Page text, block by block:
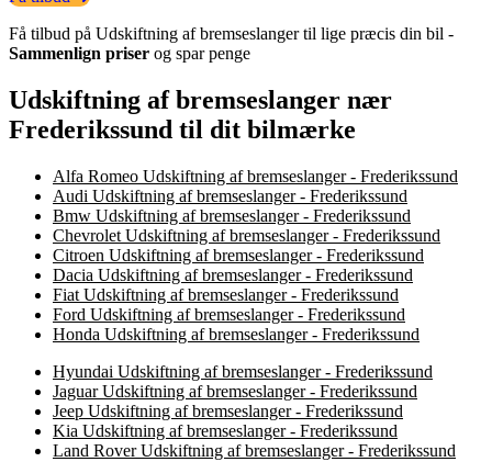
Få tilbud på Udskiftning af bremseslanger til lige præcis din bil -
Sammenlign priser og spar penge
Udskiftning af bremseslanger nær
Frederikssund til dit bilmærke
Alfa Romeo Udskiftning af bremseslanger - Frederikssund
Audi Udskiftning af bremseslanger - Frederikssund
Bmw Udskiftning af bremseslanger - Frederikssund
Chevrolet Udskiftning af bremseslanger - Frederikssund
Citroen Udskiftning af bremseslanger - Frederikssund
Dacia Udskiftning af bremseslanger - Frederikssund
Fiat Udskiftning af bremseslanger - Frederikssund
Ford Udskiftning af bremseslanger - Frederikssund
Honda Udskiftning af bremseslanger - Frederikssund
Hyundai Udskiftning af bremseslanger - Frederikssund
Jaguar Udskiftning af bremseslanger - Frederikssund
Jeep Udskiftning af bremseslanger - Frederikssund
Kia Udskiftning af bremseslanger - Frederikssund
Land Rover Udskiftning af bremseslanger - Frederikssund